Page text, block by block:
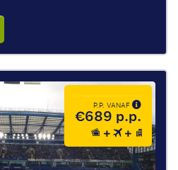
P.P. VANAF
€689 p.p.